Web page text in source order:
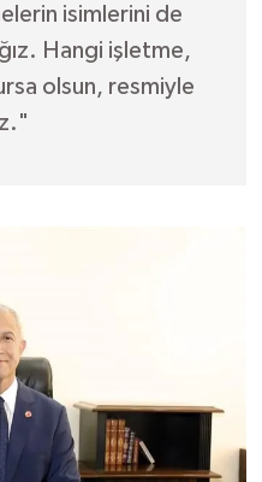
isimlerini de
Hangi işletme,
olsun, resmiyle